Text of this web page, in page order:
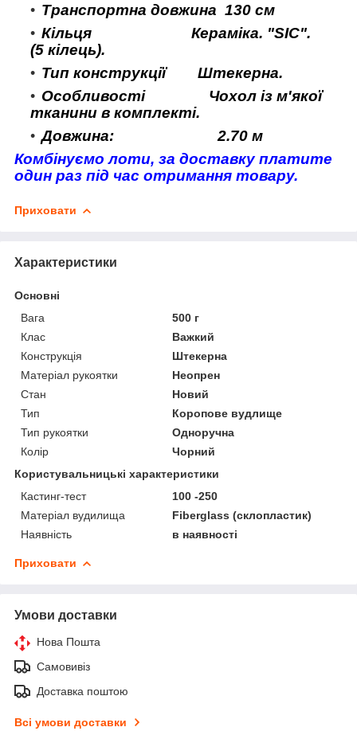
Транспортна довжина 130 см
Кільця Кераміка. "SIC".
(5 кілець).
Тип конструкції Штекерна.
Особливості Чохол із м'якої
тканини в комплекті.
Довжина: 2.70 м
Комбінуємо лоти, за доставку платите
один раз під час отримання товару.
Приховати
Характеристики
Основні
Вага
500 г
Клас
Важкий
Конструкція
Штекерна
Матеріал рукоятки
Неопрен
Стан
Новий
Тип
Коропове вудлище
Тип рукоятки
Одноручна
Колір
Чорний
Користувальницькі характеристики
Кастинг-тест
100 -250
Матеріал вудилища
Fiberglass (склопластик)
Наявність
в наявності
Приховати
Умови доставки
Нова Пошта
Самовивіз
Доставка поштою
Всі умови доставки